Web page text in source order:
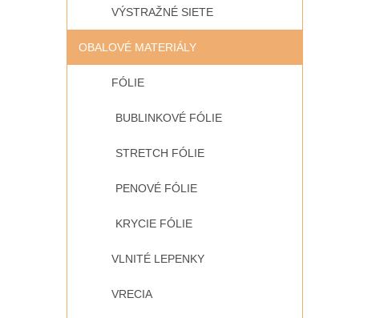
VÝSTRAŽNÉ SIETE
OBALOVÉ MATERIÁLY
FÓLIE
BUBLINKOVÉ FÓLIE
STRETCH FÓLIE
PENOVÉ FÓLIE
KRYCIE FÓLIE
VLNITÉ LEPENKY
VRECIA